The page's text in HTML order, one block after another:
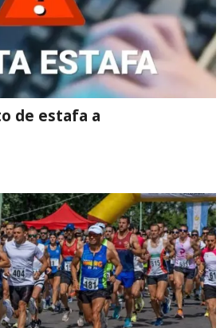
de estafa a